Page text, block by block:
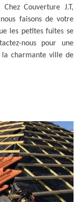
Couverture J.T,
faisons de votre
les petites fuites se
nous pour une
charmante ville de